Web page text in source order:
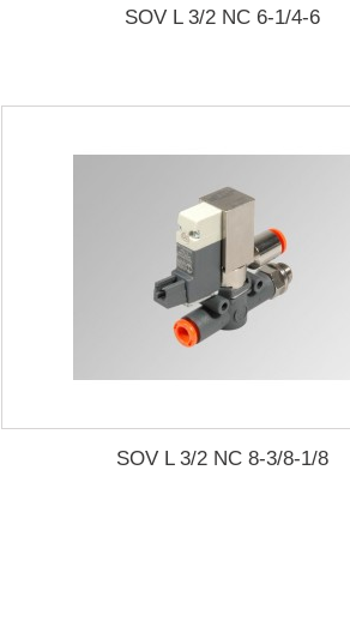
SOV L 3/2 NC 6-1/4-6
SOV L 3/2 NC 8-3/8-1/8